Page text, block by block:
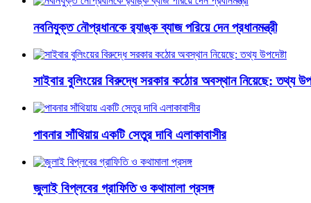
নবনিযুক্ত নৌপ্রধানকে র‌্যাঙ্ক ব্যাজ পরিয়ে দেন প্রধানমন্ত্রী
সাইবার বুলিংয়ের বিরুদ্ধে সরকার কঠোর অবস্থান নিয়েছে: তথ্য
পাবনার সাঁথিয়ায় একটি সেতুর দাবি এলাকাবাসীর
জুলাই বিপ্লবের গ্রাফিতি ও কথামালা প্রসঙ্গ